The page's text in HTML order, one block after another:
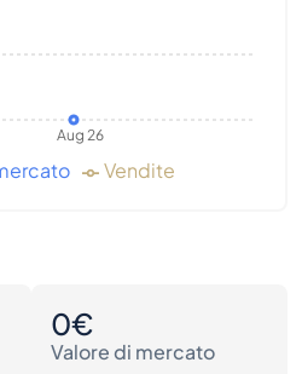
Aug 26
Vendite
0€
Valore di mercato